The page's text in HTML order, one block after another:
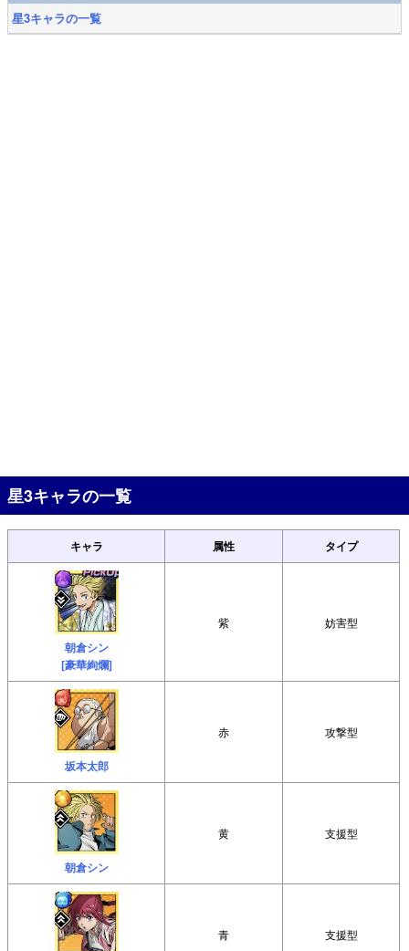
星3キャラの一覧
星3キャラの一覧
キャラ 属性 タイプ
朝倉シン
[豪華絢爛]
紫 妨害型
坂本太郎
赤 攻撃型
朝倉シン
黄 支援型
青 支援型